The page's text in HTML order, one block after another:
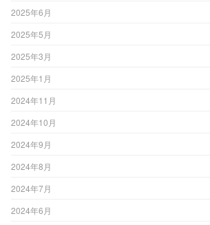
2025年6月
2025年5月
2025年3月
2025年1月
2024年11月
2024年10月
2024年9月
2024年8月
2024年7月
2024年6月